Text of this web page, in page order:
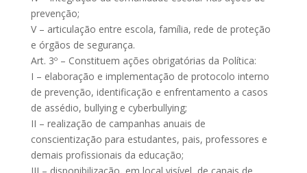
prevenção;
V – articulação entre escola, família, rede de proteção
e órgãos de segurança.
Art. 3º – Constituem ações obrigatórias da Política:
I – elaboração e implementação de protocolo interno
de prevenção, identificação e enfrentamento a casos
de assédio, bullying e cyberbullying;
II – realização de campanhas anuais de
conscientização para estudantes, pais, professores e
demais profissionais da educação;